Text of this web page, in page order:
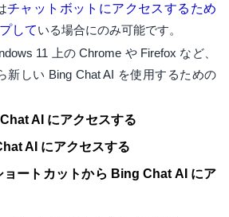
チャットボットにアクセスするため
している場合にのみ可能です。
11 上の Chrome や Firefox など、
新しい Bing Chat AI を使用するための
AI にアクセスする
AI にアクセスする
ョートカットから Bing Chat AI にア